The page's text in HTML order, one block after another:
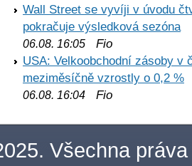
Wall Street se vyvíji v úvodu
pokračuje výsledková sezóna
06.08. 16:05 Fio
USA: Velkoobchodní zásoby v
meziměsíčně vzrostly o 0,2 %
06.08. 16:04 Fio
Všechna práva